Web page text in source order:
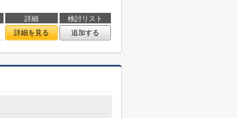
詳細
検討リスト
詳細を見る 追加する